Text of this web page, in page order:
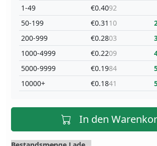
1-49
50-199
200-999
1000-4999
5000-9999
10000+
€0.4092
€0.31 10
€0.2803
€0.2209
€0.1984
€0.1841
In den